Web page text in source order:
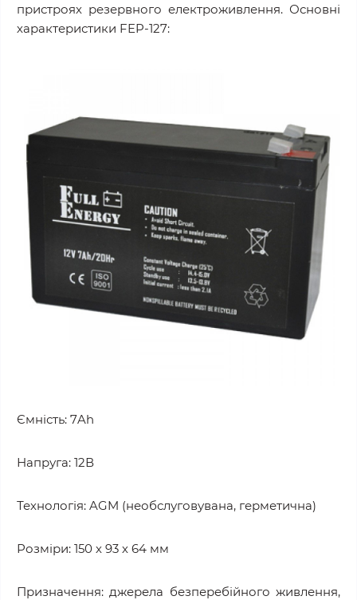
пристроях резервного електроживлення. Основні
характеристики FEP-127:
Ємність: 7Ah
Напруга: 12В
Технологія: AGM (необслуговувана, герметична)
Розміри: 150 х 93 х 64 мм
Призначення: джерела безперебійного живлення,